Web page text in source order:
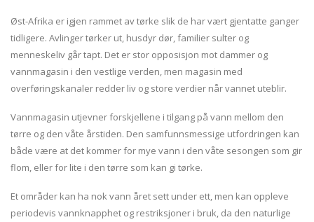
Øst-Afrika er igjen rammet av tørke slik de har vært gjentatte ganger
tidligere. Avlinger tørker ut, husdyr dør, familier sulter og
menneskeliv går tapt. Det er stor opposisjon mot dammer og
vannmagasin i den vestlige verden, men magasin med
overføringskanaler redder liv og store verdier når vannet uteblir.
Vannmagasin utjevner forskjellene i tilgang på vann mellom den
tørre og den våte årstiden. Den samfunnsmessige utfordringen kan
både være at det kommer for mye vann i den våte sesongen som gir
flom, eller for lite i den tørre som kan gi tørke.
Et områder kan ha nok vann året sett under ett, men kan oppleve
periodevis vannknapphet og restriksjoner i bruk, da den naturlige